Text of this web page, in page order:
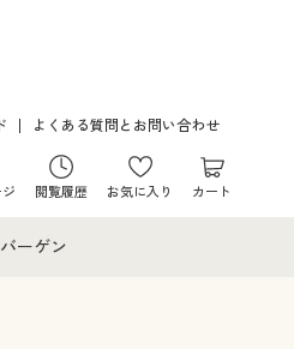
よくある質問とお問い合わせ
閲覧履歴 お気に入り カート
バーゲン